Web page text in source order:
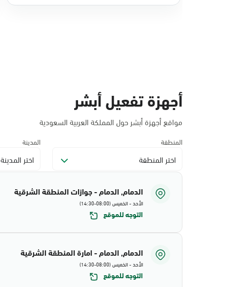
أجهزة تفعيل أبشر
مواقع أجهزة أبشر حول المملكة العربية السعودية
المنطقة
اختر المنطقة
المدينة
اختر المدينة
الدمام, الدمام - جوازات المنطقة الشرقية
الأحد - الخميس (08:00-14:30)
التوجه للموقع
الدمام, الدمام - امارة المنطقة الشرقية
الأحد - الخميس (08:00-14:30)
التوجه للموقع